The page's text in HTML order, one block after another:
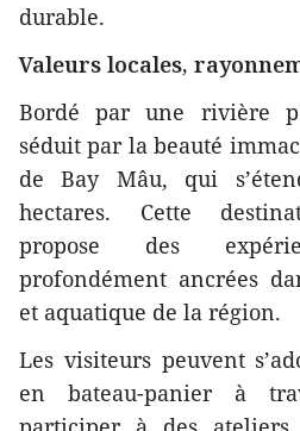
durable.
Valeurs locales,
Bordé par une rivière
séduit par la beauté
de Bay Mâu, qui
hectares. Cette
propose des
profondément ancrées
et aquatique de la région.
Les visiteurs peuvent
en bateau-panier à